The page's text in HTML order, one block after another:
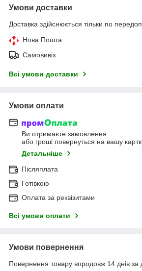
Умови доставки
Доставка здійснюється тільки по
Нова Пошта
Самовивіз
Всі умови доставки
Умови оплати
Ви отримаєте замовлення
або гроші повернуться на вашу
Детальніше
Післяплата
Готівкою
Оплата за реквізитами
Всі умови оплати
Умови повернення
Повернення товару впродовж 14 днів за